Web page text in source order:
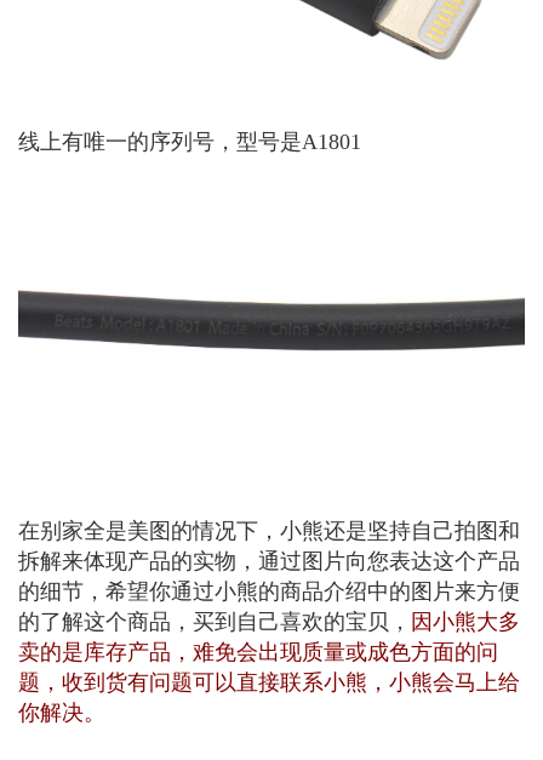
线上有唯一的序列号，型号是A1801
在别家全是美图的情况下，小熊还是坚持自己拍图和
拆解来体现产品的实物，通过图片向您表达这个产品
的细节，希望你通过小熊的商品介绍中的图片来方便
的了解这个商品，买到自己喜欢的宝贝， 因小熊大多
卖的是库存产品，难免会出现质量或成色方面的问
题，收到货有问题可以直接联系小熊，小熊会马上给
你解决。